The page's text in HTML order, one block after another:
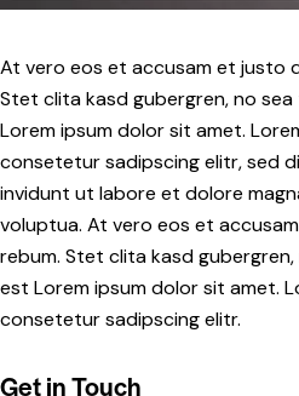
At vero eos et accusam et justo
Stet clita kasd gubergren, no
Lorem ipsum dolor sit amet.
consetetur sadipscing elitr, sed
invidunt ut labore et dolore
voluptua. At vero eos et
rebum. Stet clita kasd
est Lorem ipsum dolor sit amet.
consetetur sadipscing elitr.
Get in Touch